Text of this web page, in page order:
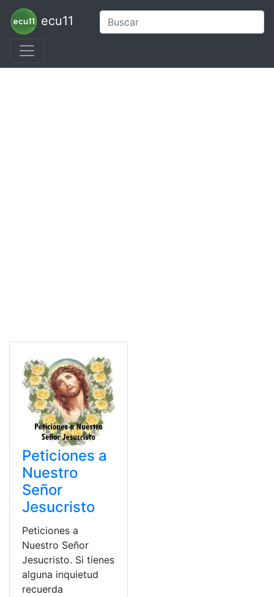
ecu11
Peticiones a
Nuestro
Señor
Jesucristo
Peticiones a
Nuestro Señor
Jesucristo. Si tienes
alguna inquietud
recuerda